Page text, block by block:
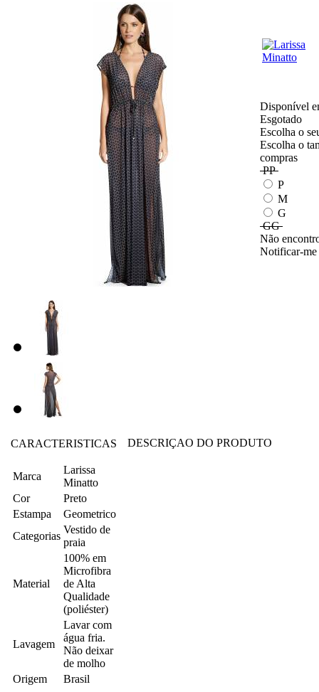
Disponível
Esgotado
Escolha o
Escolha o
compras
PP
P
M
G
GG
Não
Notificar-me
CARACTERISTICAS
Marca
Larissa
Minatto
Cor
Preto
Estampa
Geometrico
Categorias
Vestido de
praia
Material
100% em
Microfibra
de Alta
Qualidade
(poliéster)
Lavagem
Lavar com
água fria.
Não deixar
de molho
Origem
Brasil
DESCRIÇAO DO PRODUTO